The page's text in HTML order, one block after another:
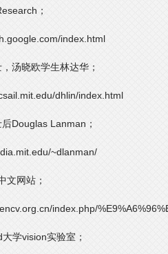
；
index.html
，汤晓欧学生林达华；
dhlin/index.html
后Douglas Lanman；
~dlanman/
文网站；
index.php/
大学vision实验室；